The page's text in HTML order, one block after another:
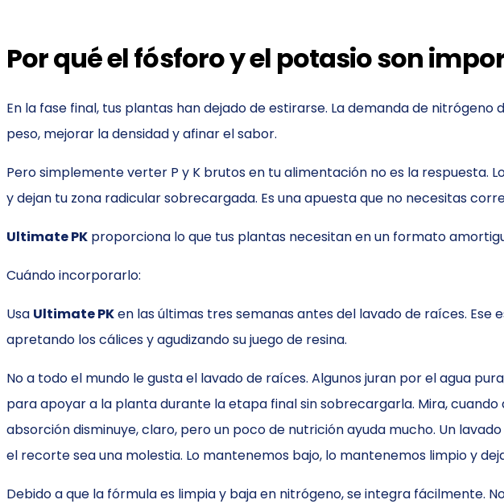
Por qué el fósforo y el potasio son
En la fase final, tus plantas han dejado de estirarse. La demanda de
peso, mejorar la densidad y afinar el sabor.
Pero simplemente verter P y K brutos en tu alimentación no es la respuesta.
y dejan tu zona radicular sobrecargada. Es una apuesta que no necesitas
Ultimate PK proporciona lo que tus plantas necesitan en un formato
Cuándo incorporarlo:
Usa Ultimate PKen las últimas tres semanas antes del lavado de raíces.
apretando los cálices y agudizando su juego de resina.
No a todo el mundo le gusta el lavado de raíces. Algunos juran por el agua
para apoyar a la planta durante la etapa final sin sobrecargarla. Mira,
absorción disminuye, claro, pero un poco de nutrición ayuda mucho. Un
el recorte sea una molestia. Lo mantenemos bajo, lo mantenemos limpio y
Debido a que la fórmula es limpia y baja en nitrógeno, se integra fácilmente.